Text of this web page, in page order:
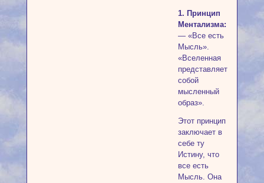
1. Принцип
Ментализма:
— «Все есть
Мысль».
«Вселенная
представляет
собой
мысленный
образ».
Этот принцип
заключает в
себе ту
Истину, что
все есть
Мысль. Она